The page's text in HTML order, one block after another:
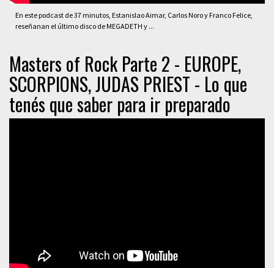
En este podcast de 37 minutos, Estanislao Aimar, Carlos Noro y Franco Felice,
reseñanan el último disco de MEGADETH y ...
Masters of Rock Parte 2 - EUROPE,
SCORPIONS, JUDAS PRIEST - Lo que
tenés que saber para ir preparado